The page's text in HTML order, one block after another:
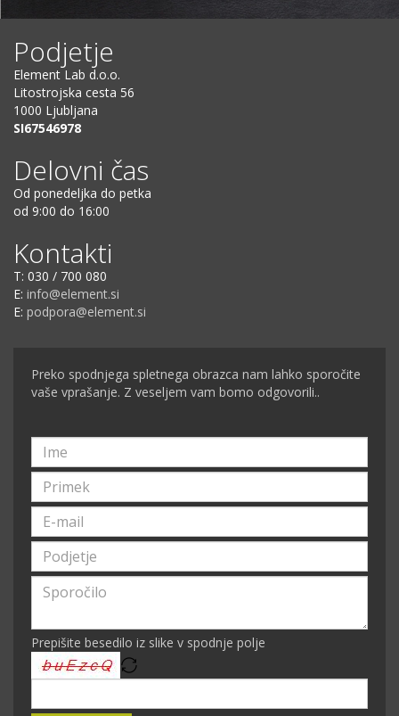
Podjetje
Element Lab d.o.o.
Litostrojska cesta 56
1000 Ljubljana
SI67546978
Delovni čas
Od ponedeljka do petka
od 9:00 do 16:00
Kontakti
T: 030 / 700 080
E: info@element.si
E: podpora@element.si
Preko spodnjega spletnega obrazca nam lahko sporočite
vaše vprašanje. Z veseljem vam bomo odgovorili..
Prepišite besedilo iz slike v spodnje polje